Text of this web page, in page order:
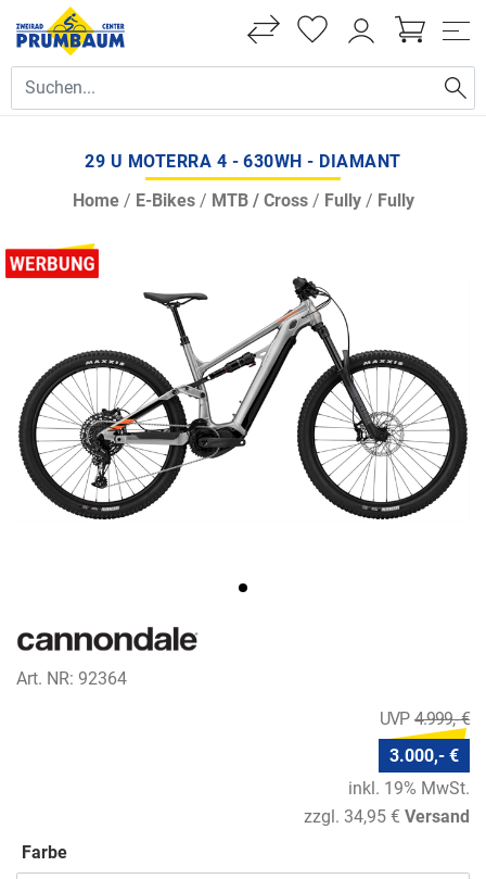
29 U MOTERRA 4 - 630WH - DIAMANT
Home/ E-Bikes/ MTB / Cross/ Fully/ Fully
Art. NR: 92364
4.999,- €
3.000,- €
inkl. 19% MwSt.
zzgl. 34,95 € Versand
Farbe